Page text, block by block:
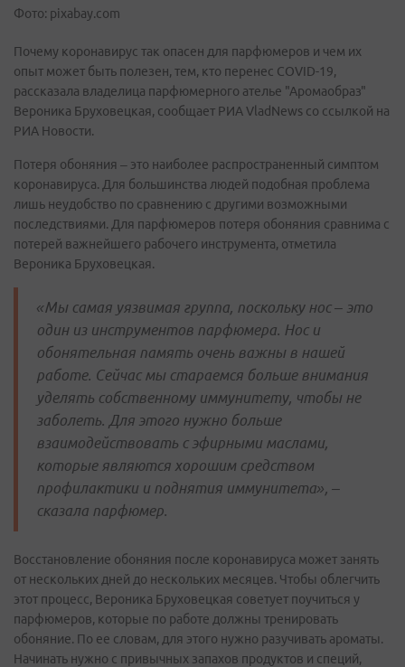
Фото: pixabay.com
Почему коронавирус так опасен для парфюмеров и чем их
опыт может быть полезен, тем, кто перенес COVID-19,
рассказала владелица парфюмерного ателье "Аромаобраз"
Вероника Бруховецкая, сообщает РИА VladNews со ссылкой на
РИА Новости.
Потеря обоняния – это наиболее распространенный симптом
коронавируса. Для большинства людей подобная проблема
лишь неудобство по сравнению с другими возможными
последствиями. Для парфюмеров потеря обоняния сравнима с
потерей важнейшего рабочего инструмента, отметила
Вероника Бруховецкая.
«Мы самая уязвимая группа, поскольку нос – это
один из инструментов парфюмера. Нос и
обонятельная память очень важны в нашей
работе. Сейчас мы стараемся больше внимания
уделять собственному иммунитету, чтобы не
заболеть. Для этого нужно больше
взаимодействовать с эфирными маслами,
которые являются хорошим средством
профилактики и поднятия иммунитета», –
сказала парфюмер.
Восстановление обоняния после коронавируса может занять
от нескольких дней до нескольких месяцев. Чтобы облегчить
этот процесс, Вероника Бруховецкая советует поучиться у
парфюмеров, которые по работе должны тренировать
обоняние. По ее словам, для этого нужно разучивать ароматы.
Начинать нужно с привычных запахов продуктов и специй,